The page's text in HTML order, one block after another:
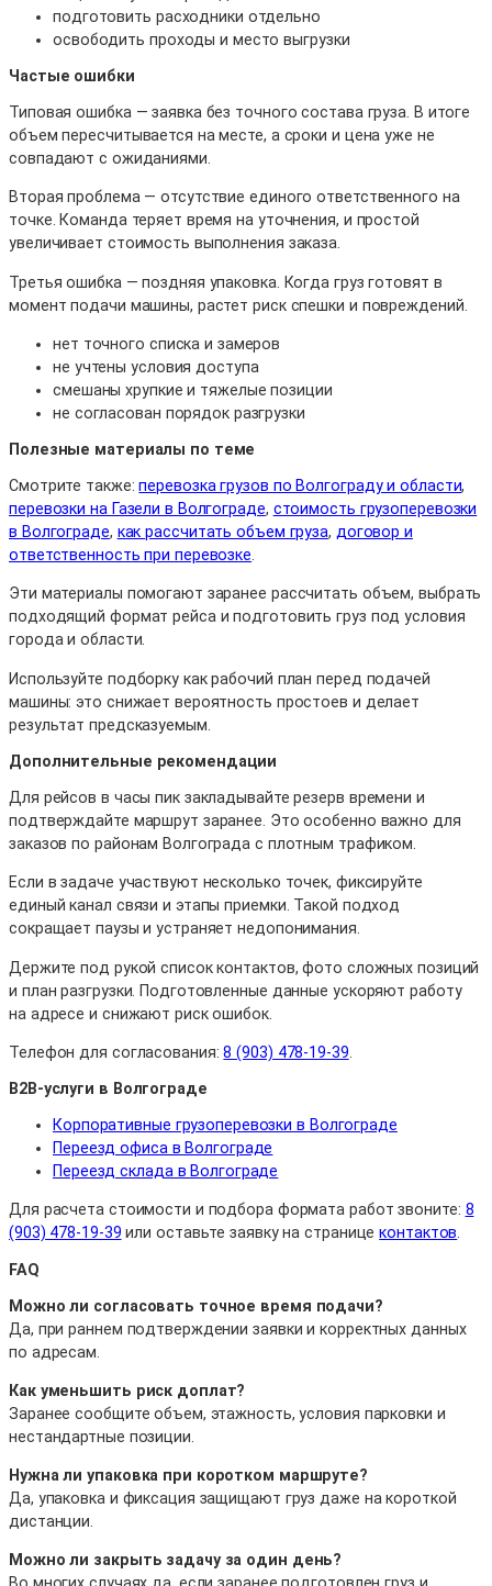
подготовить расходники отдельно
освободить проходы и место выгрузки
Частые ошибки
Типовая ошибка — заявка без точного состава груза. В итоге
объем пересчитывается на месте, а сроки и цена уже не
совпадают с ожиданиями.
Вторая проблема — отсутствие единого ответственного на
точке. Команда теряет время на уточнения, и простой
увеличивает стоимость выполнения заказа.
Третья ошибка — поздняя упаковка. Когда груз готовят в
момент подачи машины, растет риск спешки и повреждений.
нет точного списка и замеров
не учтены условия доступа
смешаны хрупкие и тяжелые позиции
не согласован порядок разгрузки
Полезные материалы по теме
Смотрите также:перевозка грузов по Волгограду и области,
перевозки на Газели в Волгограде, стоимость грузоперевозки
в Волгограде, как рассчитать объем груза, договор и
ответственность при перевозке
Эти материалы помогают заранее рассчитать объем, выбрать
подходящий формат рейса и подготовить груз под условия
города и области.
Используйте подборку как рабочий план перед подачей
машины: это снижает вероятность простоев и делает
результат предсказуемым.
Дополнительные рекомендации
Для рейсов в часы пик закладывайте резерв времени и
подтверждайте маршрут заранее. Это особенно важно для
заказов по районам Волгограда с плотным трафиком.
Если в задаче участвуют несколько точек, фиксируйте
единый канал связи и этапы приемки. Такой подход
сокращает паузы и устраняет недопонимания.
Держите под рукой список контактов, фото сложных позиций
и план разгрузки. Подготовленные данные ускоряют работу
на адресе и снижают риск ошибок.
Телефон для согласования:8 (903) 478-19-39
B2B-услуги в Волгограде
Корпоративные грузоперевозки в Волгограде
Переезд офиса в Волгограде
Переезд склада в Волгограде
Для расчета стоимости и подбора формата работ звоните: 8
(903) 478-19-39 или оставьте заявку на страницеконтактов.
FAQ
Можно ли согласовать точное время подачи?
Да, при раннем подтверждении заявки и корректных данных
по адресам.
Как уменьшить риск доплат?
Заранее сообщите объем, этажность, условия парковки и
нестандартные позиции.
Нужна ли упаковка при коротком маршруте?
Да, упаковка и фиксация защищают груз даже на короткой
дистанции.
Можно ли закрыть задачу за один день?